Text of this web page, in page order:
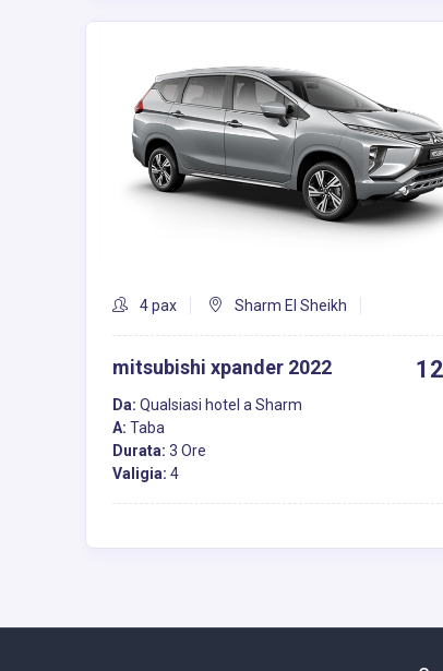
4 pax Sharm El Sheikh
mitsubishi xpander 2022
Da: Qualsiasi hotel a Sharm
A: Taba
Durata: 3 Ore
Valigia: 4